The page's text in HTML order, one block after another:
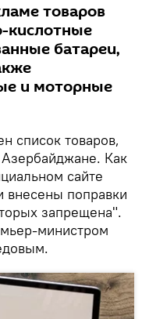
товаров
кислотные
батареи,
и моторные
список товаров,
Как
сайте
внесены поправки
запрещена".
министром